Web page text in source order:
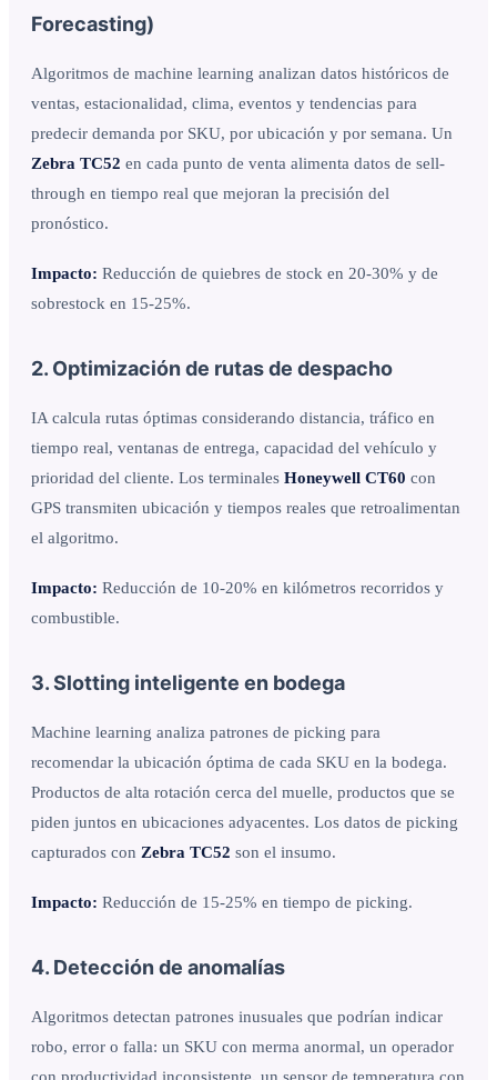
Forecasting)
Algoritmos de machine learning analizan datos históricos de
ventas, estacionalidad, clima, eventos y tendencias para
predecir demanda por SKU, por ubicación y por semana. Un
Zebra TC52 en cada punto de venta alimenta datos de sell-
through en tiempo real que mejoran la precisión del
pronóstico.
Impacto: Reducción de quiebres de stock en 20-30% y de
sobrestock en 15-25%.
2. Optimización de rutas de despacho
IA calcula rutas óptimas considerando distancia, tráfico en
tiempo real, ventanas de entrega, capacidad del vehículo y
prioridad del cliente. Los terminales Honeywell CT60 con
GPS transmiten ubicación y tiempos reales que retroalimentan
el algoritmo.
Impacto: Reducción de 10-20% en kilómetros recorridos y
combustible.
3. Slotting inteligente en bodega
Machine learning analiza patrones de picking para
recomendar la ubicación óptima de cada SKU en la bodega.
Productos de alta rotación cerca del muelle, productos que se
piden juntos en ubicaciones adyacentes. Los datos de picking
capturados con Zebra TC52 son el insumo.
Impacto: Reducción de 15-25% en tiempo de picking.
4. Detección de anomalías
Algoritmos detectan patrones inusuales que podrían indicar
robo, error o falla: un SKU con merma anormal, un operador